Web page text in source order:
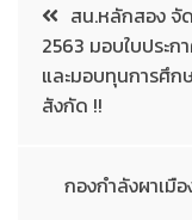
สน.หลักสอง จั
2563 มอบใบประ
และมอบทุนการศึก
สังกัด !!
กองกำลังผาเมื